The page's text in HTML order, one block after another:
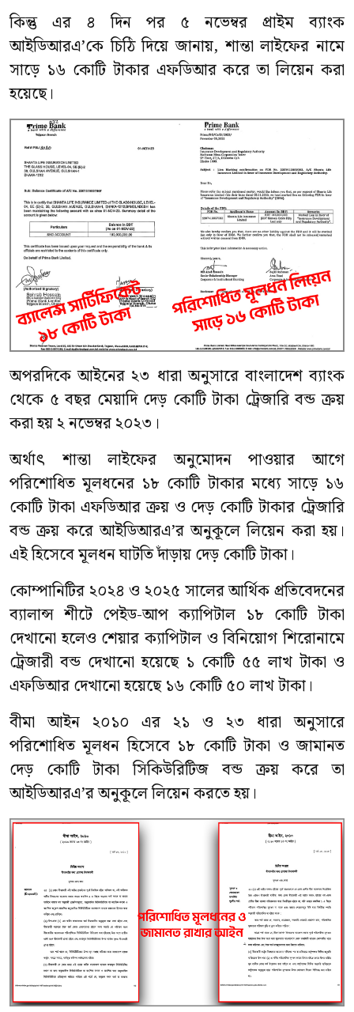
কিন্তু এর ৪ দিন পর ৫ নভেম্বর প্রাইম ব্যাংক
আইডিআরএ’কে চিঠি দিয়ে জানায়, শান্তা লাইফের নামে
সাড়ে ১৬ কোটি টাকার এফডিআর করে তা লিয়েন করা
হয়েছে।
অপরদিকে আইনের ২৩ ধারা অনুসারে বাংলাদেশ ব্যাংক
থেকে ৫ বছর মেয়াদি দেড় কোটি টাকা ট্রেজারি বন্ড ক্রয়
করা হয় ২ নভেম্বর ২০২৩।
অর্থাৎ শান্তা লাইফের অনুমোদন পাওয়ার আগে
পরিশোধিত মূলধনের ১৮ কোটি টাকার মধ্যে সাড়ে ১৬
কোটি টাকা এফডিআর ক্রয় ও দেড় কোটি টাকার ট্রেজারি
বন্ড ক্রয় করে আইডিআরএ’র অনুকূলে লিয়েন করা হয়।
এই হিসেবে মূলধন ঘাটতি দাঁড়ায় দেড় কোটি টাকা।
কোম্পানিটির ২০২৪ ও ২০২৫ সালের আর্থিক প্রতিবেদনের
ব্যালান্স শীটে পেইড-আপ ক্যাপিটাল ১৮ কোটি টাকা
দেখানো হলেও শেয়ার ক্যাপিটাল ও বিনিয়োগ শিরোনামে
ট্রেজারী বন্ড দেখানো হয়েছে ১ কোটি ৫৫ লাখ টাকা ও
এফডিআর দেখানো হয়েছে ১৬ কোটি ৫০ লাখ টাকা।
বীমা আইন ২০১০ এর ২১ ও ২৩ ধারা অনুসারে
পরিশোধিত মূলধন হিসেবে ১৮ কোটি টাকা ও জামানত
দেড় কোটি টাকা সিকিউরিটিজ বন্ড ক্রয় করে তা
আইডিআরএ’র অনুকূলে লিয়েন করতে হয়।